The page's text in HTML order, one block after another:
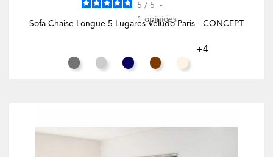
5 / 5
-
1 opiniões
Sofa Chaise Longue 5 Lugares Veludo Paris - CONCEPT
Cinza RatoCinza ClaroAzul NoiteChocolateBranco Creme
+4